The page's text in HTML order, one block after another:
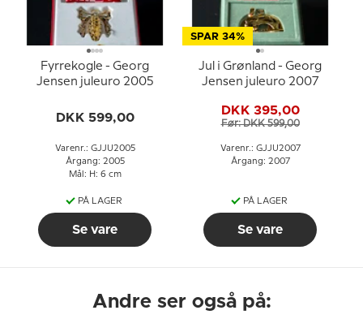
Fyrrekogle - Georg
Jensen juleuro 2005
DKK 599,00
Varenr.: GJJU2005
Årgang: 2005
Mål: H: 6 cm
PÅ LAGER
Se vare
SPAR 34%
Jul i Grønland - Georg
Jensen juleuro 2007
DKK 395,00
Før: DKK 599,00
Varenr.: GJJU2007
Årgang: 2007
PÅ LAGER
Se vare
Andre ser også på: